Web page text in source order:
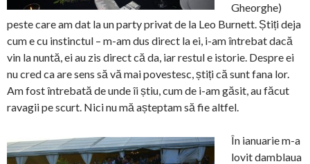
Gheorghe)
peste care am dat la un party privat de la Leo Burnett. Știți deja
cum e cu instinctul – m-am dus direct la ei, i-am întrebat dacă
vin la nuntă, ei au zis direct că da, iar restul e istorie. Despre ei
nu cred ca are sens să vă mai povestesc, știți că sunt fana lor.
Am fost întrebată de unde îi știu, cum de i-am găsit, au făcut
ravagii pe scurt. Nici nu mă așteptam să fie altfel.
În ianuarie m-a
lovit damblaua